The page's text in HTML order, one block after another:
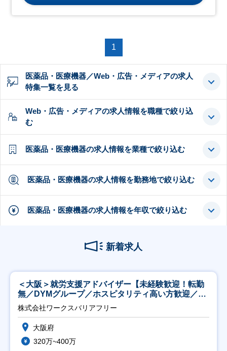
1
医薬品・医療機器／Web・広告・メディアの求人
特集一覧を見る
Web・広告・メディアの求人情報を職種で絞り込
む
医薬品・医療機器の求人情報を業種で絞り込む
医薬品・医療機器の求人情報を勤務地で絞り込む
医薬品・医療機器の求人情報を年収で絞り込む
新着求人
＜大阪＞就労支援アドバイザー【未経験歓迎！転勤
無／DYMグループ／ホスピタリティ高い方歓迎／土
日祝】
株式会社ワークスバリアフリー
大阪府
320万~400万